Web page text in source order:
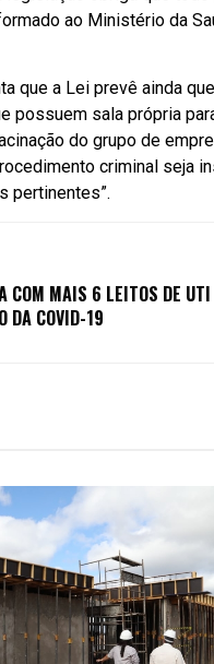
ao Ministério da
que a Lei prevê ainda
possuem sala própria
do grupo de
criminal seja
pertinentes”.
COM MAIS 6 LEITOS DE UTI
DA COVID-19